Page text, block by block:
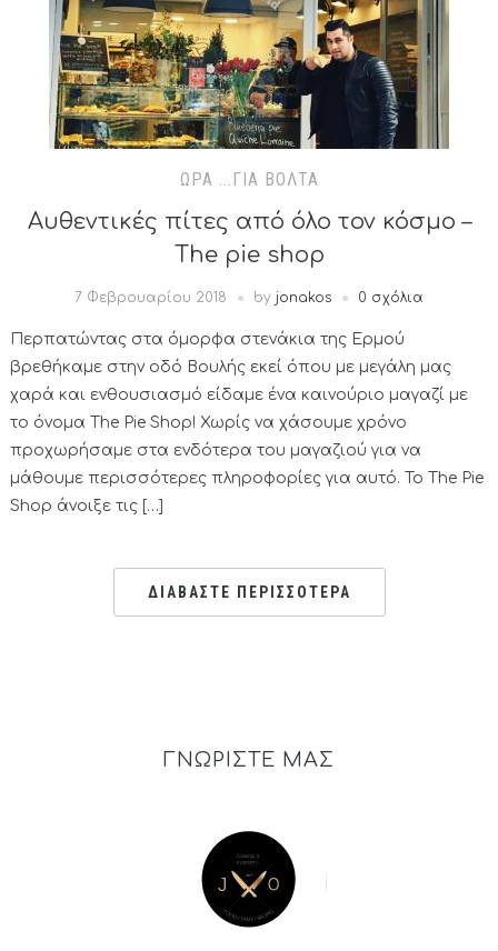
ΏΡΑ ...ΓΙΑ ΒΌΛΤΑ
Αυθεντικές πίτες από όλο τον κόσμο –
The pie shop
7 Φεβρουαρίου 2018 by jonakos 0 σχόλια
Περπατώντας στα όμορφα στενάκια της Ερμού
βρεθήκαμε στην οδό Βουλής εκεί όπου με μεγάλη μας
χαρά και ενθουσιασμό είδαμε ένα καινούριο μαγαζί με
το όνομα The Pie Shop! Χωρίς να χάσουμε χρόνο
προχωρήσαμε στα ενδότερα του μαγαζιού για να
μάθουμε περισσότερες πληροφορίες για αυτό. Το The Pie
Shop άνοιξε τις […]
ΔΙΑΒΑΣΤΕ ΠΕΡΙΣΣΟΤΕΡΑ
ΓΝΩΡΙΣΤΕ ΜΑΣ